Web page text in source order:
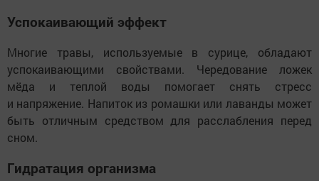
Успокаивающий эффект
Многие травы, используемые в сурице, обладают
успокаивающими свойствами. Чередование ложек
мёда и теплой воды помогает снять стресс
и напряжение. Напиток из ромашки или лаванды может
быть отличным средством для расслабления перед
сном.
Гидратация организма